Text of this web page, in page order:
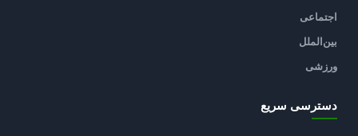
اجتماعی
بین‌الملل
ورزشی
دسترسی سریع